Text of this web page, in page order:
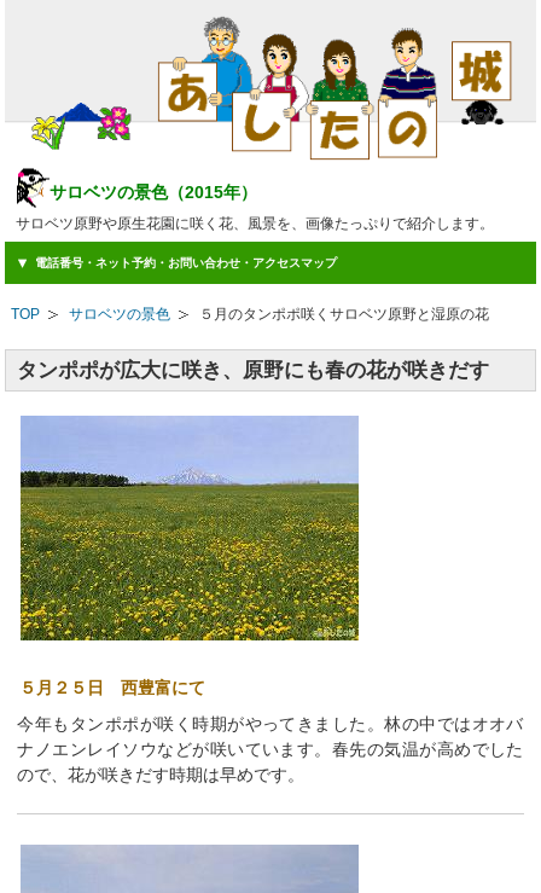
サロベツの景色（2015年）
サロベツ原野や原生花園に咲く花、風景を、画像たっぷりで紹介します。
電話番号・ネット予約・お問い合わせ・アクセスマップ
TOP サロベツの景色 ５月のタンポポ咲くサロベツ原野と湿原の花
タンポポが広大に咲き、原野にも春の花が咲きだす
５月２５日 西豊富にて
今年もタンポポが咲く時期がやってきました。林の中ではオオバ
ナノエンレイソウなどが咲いています。春先の気温が高めでした
ので、花が咲きだす時期は早めです。